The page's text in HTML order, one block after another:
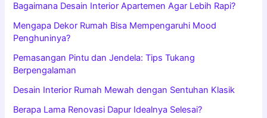
Bagaimana Desain Interior Apartemen Agar Lebih Rapi?
Mengapa Dekor Rumah Bisa Mempengaruhi Mood
Penghuninya?
Pemasangan Pintu dan Jendela: Tips Tukang
Berpengalaman
Desain Interior Rumah Mewah dengan Sentuhan Klasik
Berapa Lama Renovasi Dapur Idealnya Selesai?